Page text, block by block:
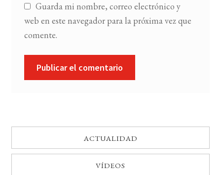
Guarda mi nombre, correo electrónico y
web en este navegador para la próxima vez que
comente.
ACTUALIDAD
VÍDEOS